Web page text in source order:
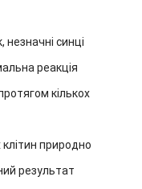
синці
реакція
кількох
природно
результат